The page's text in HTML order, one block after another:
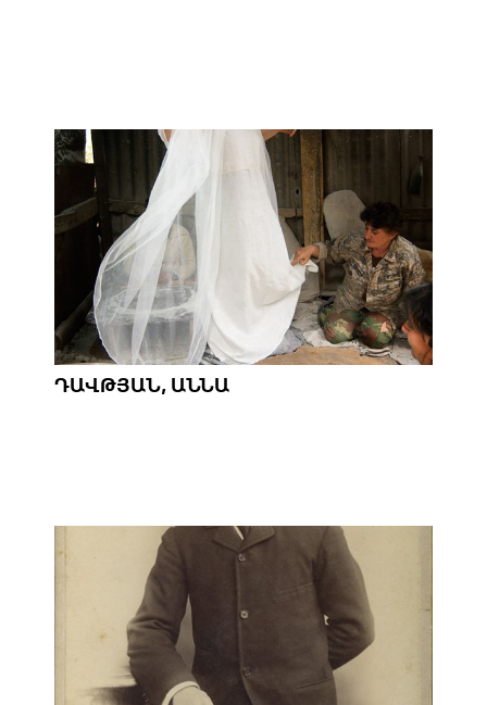
ԴԱՎԹՅԱՆ, ԱՆՆԱ